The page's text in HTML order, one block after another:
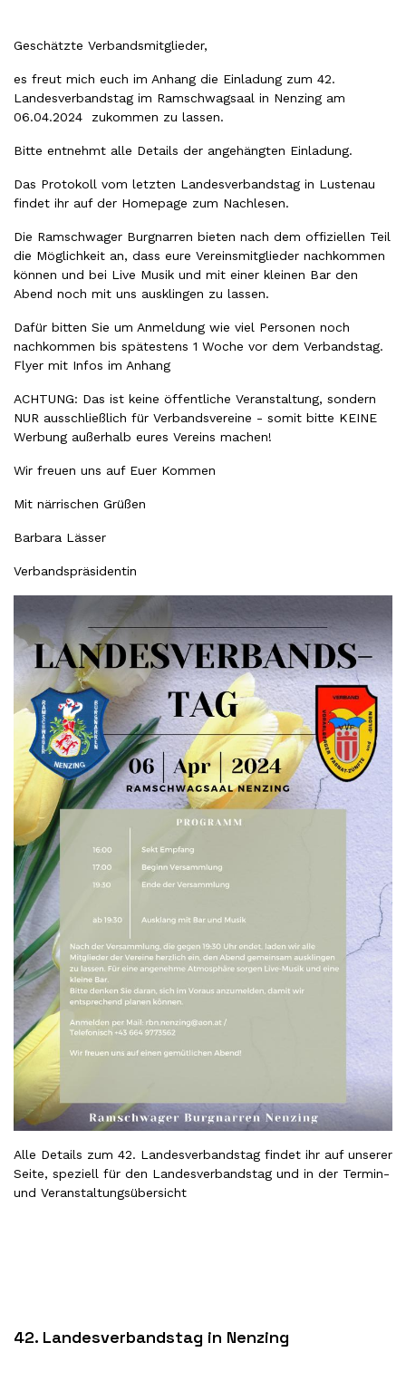
42. Landesverbandstag in Nenzing
Geschätzte Verbandsmitglieder,
es freut mich euch im Anhang die Einladung zum 42.
Landesverbandstag im Ramschwagsaal in Nenzing am
06.04.2024 zukommen zu lassen.
Bitte entnehmt alle Details der angehängten Einladung.
Das Protokoll vom letzten Landesverbandstag in Lustenau
findet ihr auf der Homepage zum Nachlesen.
Die Ramschwager Burgnarren bieten nach dem offiziellen Teil
die Möglichkeit an, dass eure Vereinsmitglieder nachkommen
können und bei Live Musik und mit einer kleinen Bar den
Abend noch mit uns ausklingen zu lassen.
Dafür bitten Sie um Anmeldung wie viel Personen noch
nachkommen bis spätestens 1 Woche vor dem Verbandstag.
Flyer mit Infos im Anhang
ACHTUNG: Das ist keine öffentliche Veranstaltung, sondern
NUR ausschließlich für Verbandsvereine - somit bitte KEINE
Werbung außerhalb eures Vereins machen!
Wir freuen uns auf Euer Kommen
Mit närrischen Grüßen
Barbara Lässer
Verbandspräsidentin
Alle Details zum 42. Landesverbandstag findet ihr auf unserer
Seite, speziell für den Landesverbandstag und in der Termin-
und Veranstaltungsübersicht